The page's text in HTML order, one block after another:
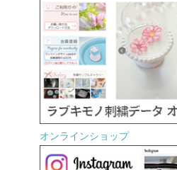
オンラインショップ